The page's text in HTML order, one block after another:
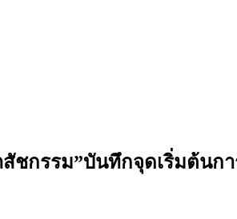
ชกรรม”บันทึกจุดเริ่มต้นก